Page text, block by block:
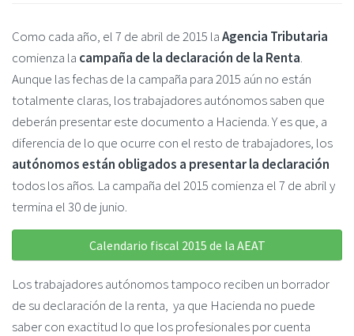
Como cada año, el 7 de abril de 2015 laAgencia Tributaria
comienza la campaña de la declaración de la Renta.
Aunque las fechas de la campaña para 2015 aún no están
totalmente claras, los trabajadores autónomos saben que
deberán presentar este documento a Hacienda. Y es que, a
diferencia de lo que ocurre con el resto de trabajadores, los
autónomos están obligados a presentar la declaración
todos los años. La campaña del 2015 comienza el 7 de abril y
termina el 30 de junio.
Calendario fiscal 2015 de la AEAT
Los trabajadores autónomos tampoco reciben un borrador
de su declaración de la renta, ya que Hacienda no puede
saber con exactitud lo que los profesionales por cuenta